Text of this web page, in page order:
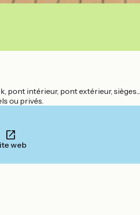
pont intérieur, pont extérieur, sièges...
ou privés.
web